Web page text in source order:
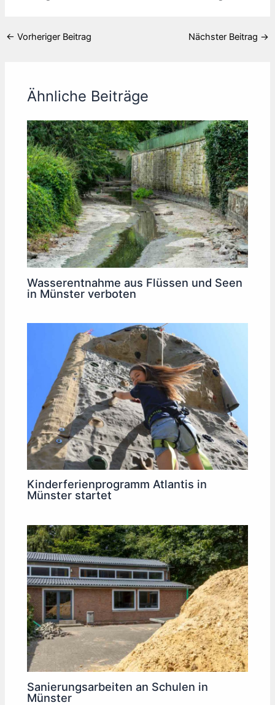
← Vorheriger Beitrag Nächster Beitrag →
Ähnliche Beiträge
Wasserentnahme aus Flüssen und Seen
in Münster verboten
Kinderferienprogramm Atlantis in
Münster startet
Sanierungsarbeiten an Schulen in
Münster